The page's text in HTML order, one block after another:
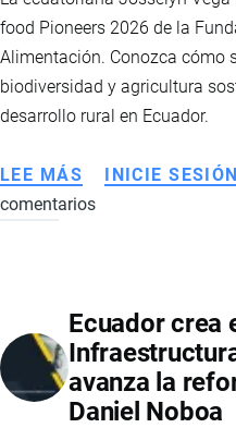
food Pioneers 2026 de la
Alimentación. Conozca cómo
biodiversidad y agricultura
desarrollo rural en Ecuador.
LEE MÁS SOBRE
JOSSELYN
AGRICULTORA
ECUATORIANA
RECONOCIDA
ENTRE
INICIE SESIÓN
comentarios
Ecuador crea
avanza la
Daniel Noboa